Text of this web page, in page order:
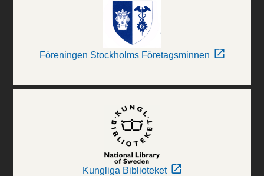
Föreningen Stockholms Företagsminnen
Kungliga Biblioteket